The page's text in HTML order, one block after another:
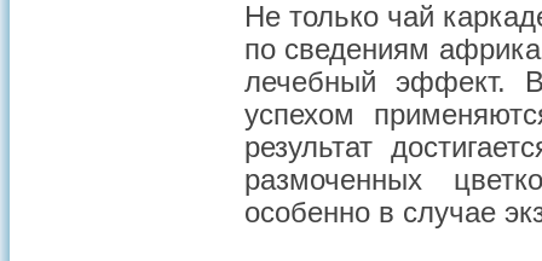
Не только чай
по сведениям
лечебный эффект.
успехом
результат
размоченных
особенно в случае